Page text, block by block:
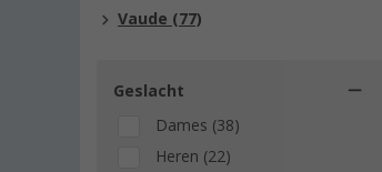
Vaude (77)
Geslacht
Dames (38)
Heren (22)